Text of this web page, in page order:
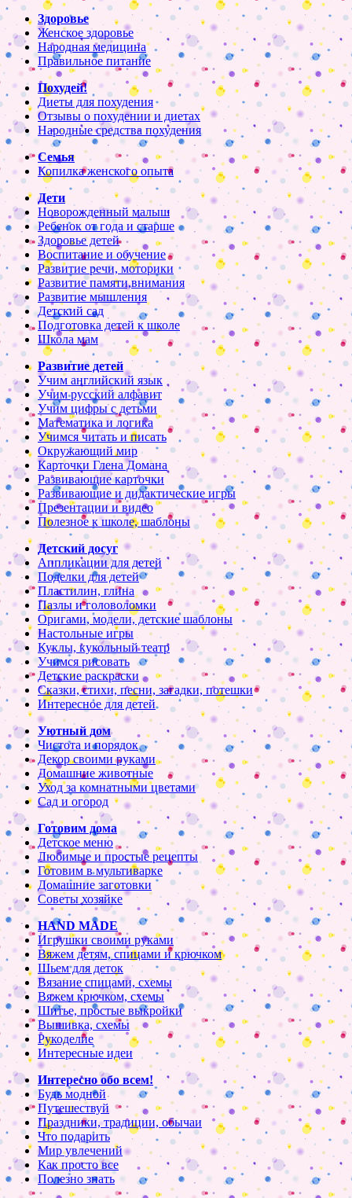
Здоровье
Женское здоровье
Народная медицина
Правильное питание
Похудей!
Диеты для похудения
Отзывы о похудении и диетах
Народные средства похудения
Семья
Копилка женского опыта
Дети
Новорожденный малыш
Ребенок от года и старше
Здоровье детей
Воспитание и обучение
Развитие речи, моторики
Развитие памяти,внимания
Развитие мышления
Детский сад
Подготовка детей к школе
Школа мам
Развитие детей
Учим английский язык
Учим русский алфавит
Учим цифры с детьми
Математика и логика
Учимся читать и писать
Окружающий мир
Карточки Глена Домана
Развивающие карточки
Развивающие и дидактические игры
Презентации и видео
Полезное к школе, шаблоны
Детский досуг
Аппликации для детей
Поделки для детей
Пластилин, глина
Пазлы и головоломки
Оригами, модели, детские шаблоны
Настольные игры
Куклы, кукольный театр
Учимся рисовать
Детские раскраски
Сказки, стихи, песни, загадки, потешки
Интересное для детей
Уютный дом
Чистота и порядок
Декор своими руками
Домашние животные
Уход за комнатными цветами
Сад и огород
Готовим дома
Детское меню
Любимые и простые рецепты
Готовим в мультиварке
Домашние заготовки
Советы хозяйке
HAND MADE
Игрушки своими руками
Вяжем детям, спицами и крючком
Шьем для деток
Вязание спицами, схемы
Вяжем крючком, схемы
Шитье, простые выкройки
Вышивка, схемы
Рукоделие
Интересные идеи
Интересно обо всем!
Будь модной
Путешествуй
Праздники, традиции, обычаи
Что подарить
Мир увлечений
Как просто все
Полезно знать